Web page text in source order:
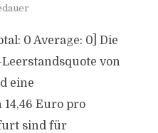
0 Average: 0] Die
von
eine
Euro pro
sind für